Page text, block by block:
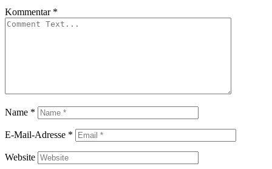
Kommentar *
Name *
E-Mail-Adresse *
Website